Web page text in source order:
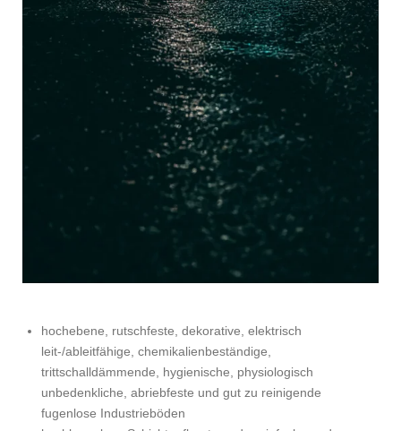
hochebene, rutschfeste, dekorative, elektrisch
leit-/ableitfähige, chemikalienbeständige,
trittschalldämmende, hygienische, physiologisch
unbedenkliche, abriebfeste und gut zu reinigende
fugenlose Industrieböden